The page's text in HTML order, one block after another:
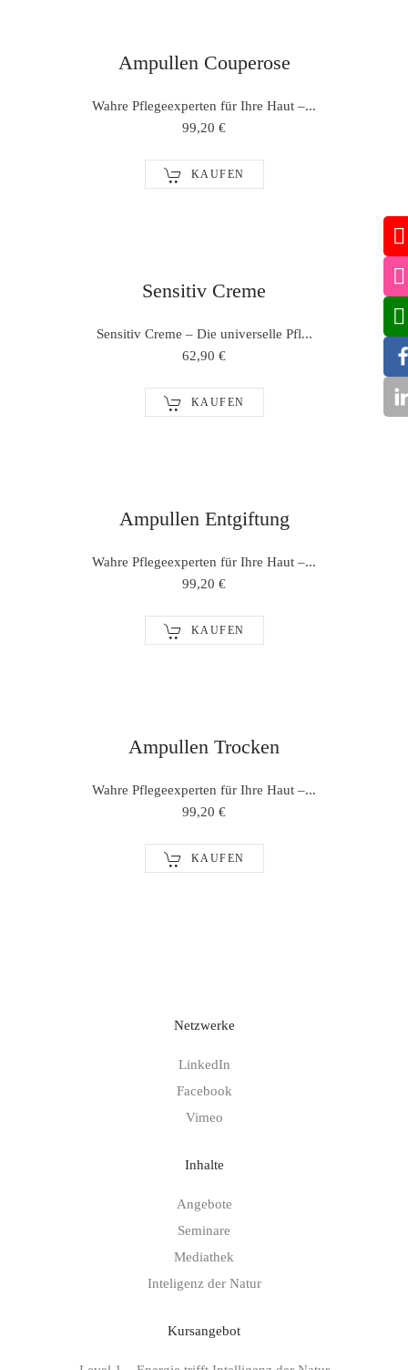
Ampullen Couperose
Wahre Pflegeexperten für Ihre Haut –...
99,20 €
KAUFEN
Sensitiv Creme
Sensitiv Creme – Die universelle Pfl...
62,90 €
KAUFEN
Ampullen Entgiftung
Wahre Pflegeexperten für Ihre Haut –...
99,20 €
KAUFEN
Ampullen Trocken
Wahre Pflegeexperten für Ihre Haut –...
99,20 €
KAUFEN
Netzwerke
LinkedIn
Facebook
Vimeo
Inhalte
Angebote
Seminare
Mediathek
Inteligenz der Natur
Kursangebot